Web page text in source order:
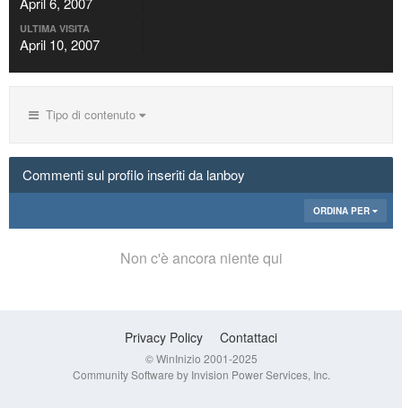
ULTIMA VISITA
April 10, 2007
Tipo di contenuto
Commenti sul profilo inseriti da lanboy
ORDINA PER
Non c'è ancora niente qui
Privacy Policy Contattaci
© WinInizio 2001-2025
Community Software by Invision Power Services, Inc.